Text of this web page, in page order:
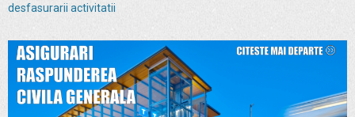
desfasurarii activitatii